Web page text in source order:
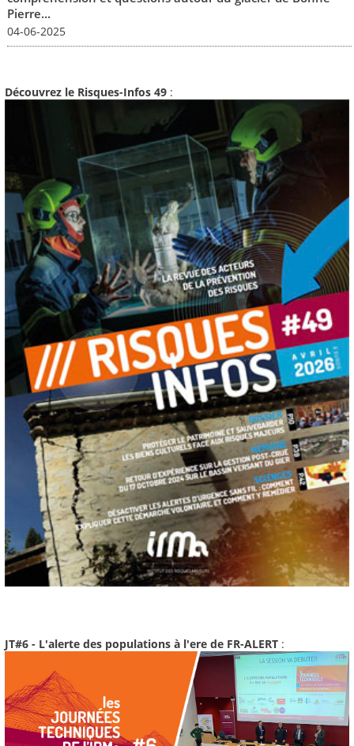
Pierre...
04-06-2025
Découvrez le Risques-Infos 49 :
JT#6 - L'alerte des populations à l'ere de FR-ALERT :